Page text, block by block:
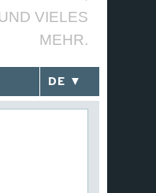
VIELES
MEHR.
DE ▼